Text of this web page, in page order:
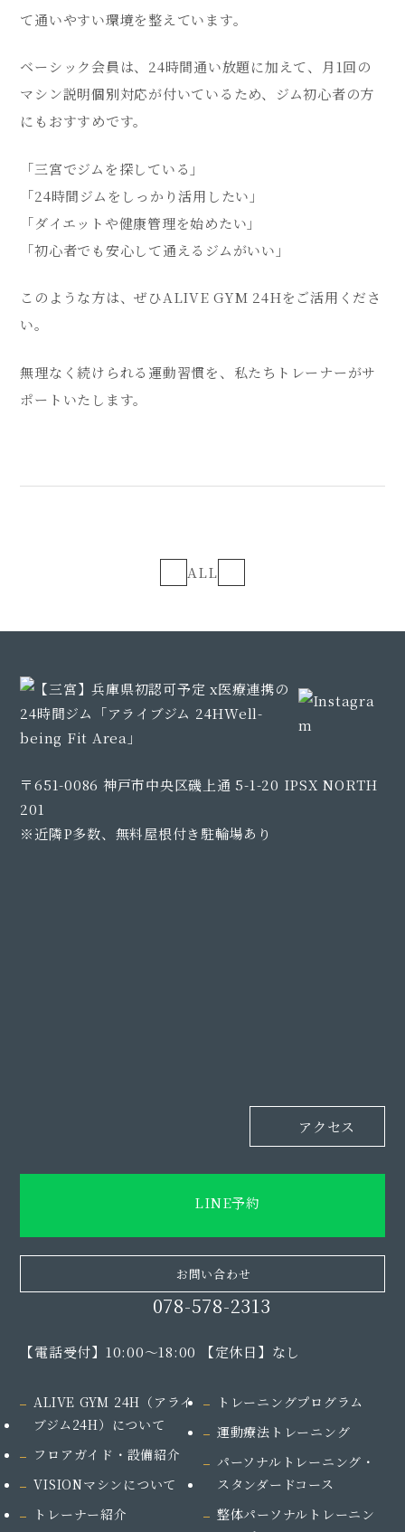
て通いやすい環境を整えています。
ベーシック会員は、24時間通い放題に加えて、月1回の
マシン説明個別対応が付いているため、ジム初心者の方
にもおすすめです。
「三宮でジムを探している」
「24時間ジムをしっかり活用したい」
「ダイエットや健康管理を始めたい」
「初心者でも安心して通えるジムがいい」
このような方は、ぜひALIVE GYM 24Hをご活用くださ
い。
無理なく続けられる運動習慣を、私たちトレーナーがサ
ポートいたします。
ALL
〒651-0086 神戸市中央区磯上通 5-1-20 IPSX NORTH
201
※近隣P多数、無料屋根付き駐輪場あり
アクセス
LINE予約
お問い合わせ
078-578-2313
【電話受付】10:00～18:00 【定休日】なし
ALIVE GYM 24H（アライ
ブジム24H） について
フロアガイド・設備紹介
VISIONマシンについて
トレーナー紹介
トレーニングプログラム
運動療法トレーニング
パーソナルトレーニング・
スタンダードコース
整体パーソナルトレーニン